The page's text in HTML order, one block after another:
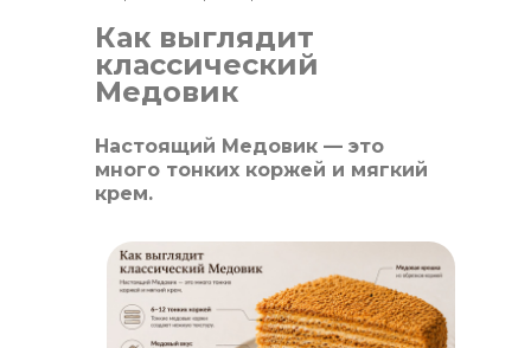
Как выглядит
классический
Медовик
Настоящий Медовик — это
много тонких коржей и мягкий
крем.